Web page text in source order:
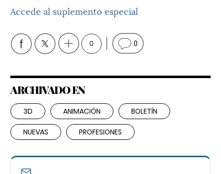
Accede al suplemento especial
0 0
ARCHIVADO EN
3D ANIMACIÓN BOLETÍN
NUEVAS PROFESIONES